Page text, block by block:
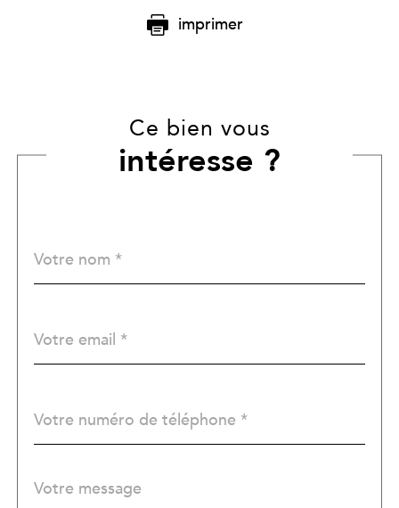
imprimer
Ce bien vous
intéresse ?
par
*
*
*
Fieldset
Message
*